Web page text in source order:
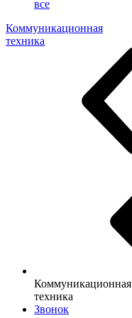
все
Коммуникационная
техника
Коммуникационная
техника
Звонок